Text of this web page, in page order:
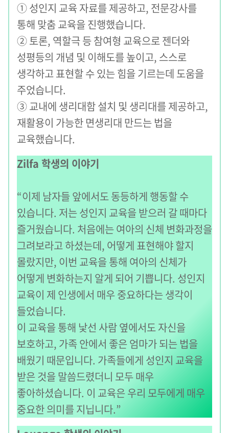
① 성인지 교육 자료를 제공하고, 전문강사를
통해 맞춤 교육을 진행했습니다.
② 토론, 역할극 등 참여형 교육으로 젠더와
성평등의 개념 및 이해도를 높이고, 스스로
생각하고 표현할 수 있는 힘을 기르는데 도움을
주었습니다.
③ 교내에 생리대함 설치 및 생리대를 제공하고,
재활용이 가능한 면생리대 만드는 법을
교육했습니다.
Zilfa 학생의 이야기
“이제 남자들 앞에서도 동등하게 행동할 수
있습니다. 저는 성인지 교육을 받으러 갈 때마다
즐거웠습니다. 처음에는 여아의 신체 변화과정을
그려보라고 하셨는데, 어떻게 표현해야 할지
몰랐지만, 이번 교육을 통해 여아의 신체가
어떻게 변화하는지 알게 되어 기쁩니다. 성인지
교육이 제 인생에서 매우 중요하다는 생각이
들었습니다.
이 교육을 통해 낯선 사람 옆에서도 자신을
보호하고, 가족 안에서 좋은 엄마가 되는 법을
배웠기 때문입니다. 가족들에게 성인지 교육을
받은 것을 말씀드렸더니 모두 매우
좋아하셨습니다. 이 교육은 우리 모두에게 매우
중요한 의미를 지닙니다.”